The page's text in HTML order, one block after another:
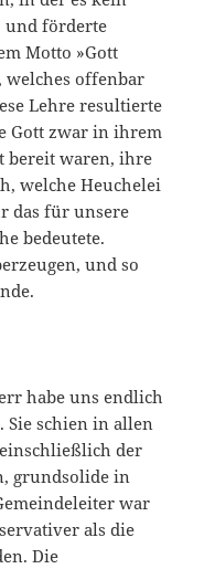
und förderte
Motto »Gott
offenbar
Lehre resultierte
Gott zwar in ihrem
bereit waren, ihre
welche Heuchelei
das für unsere
bedeutete.
und so
habe uns endlich
Sie schien in allen
der
grundso­lide in
war
als die
Die